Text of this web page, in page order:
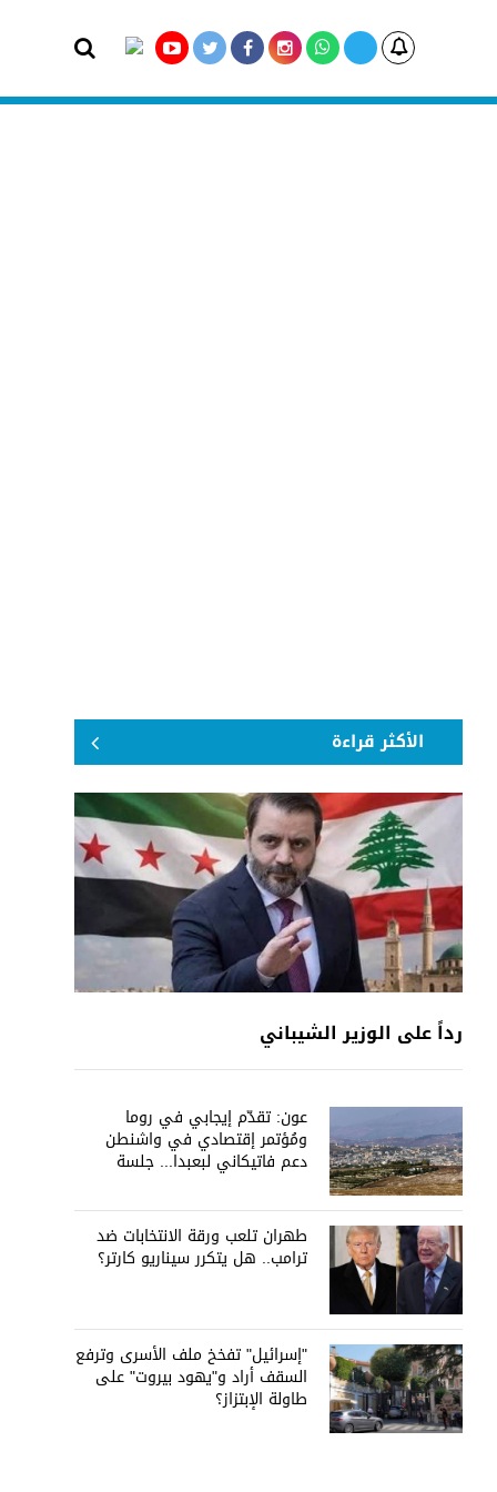
الأكثر قراءة
رداً على الوزير الشيباني
عون: تقدّم إيجابي في روما
ومُؤتمر إقتصادي في واشنطن
دعم فاتيكاني لبعبدا... جلسة
على الطاولة
طهران تلعب ورقة الانتخابات ضد
ترامب.. هل يتكرر سيناريو كارتر؟
"إسرائيل" تفخخ ملف الأسرى وترفع
السقف أراد و"يهود بيروت" على
طاولة الإبتزاز؟